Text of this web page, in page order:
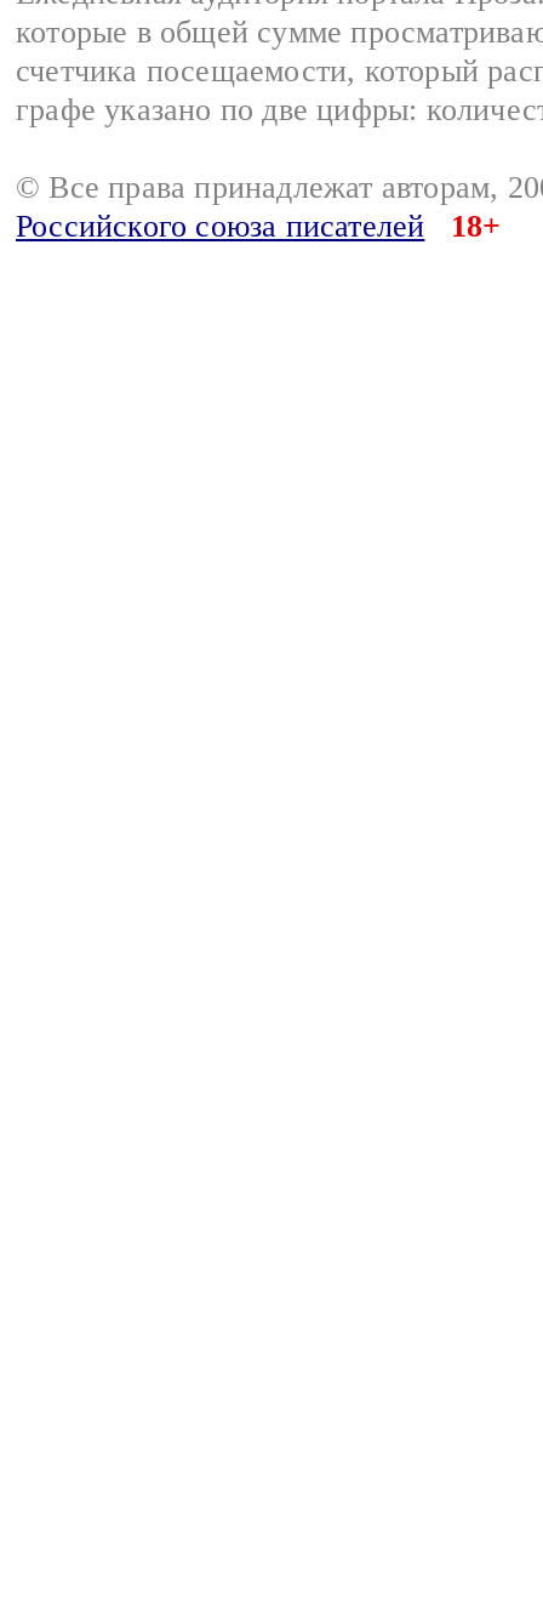
которые в общей сумме
счетчика посещаемости, который
графе указано по две цифры:
© Все права принадлежат авторам,
Российского союза писателей
18+